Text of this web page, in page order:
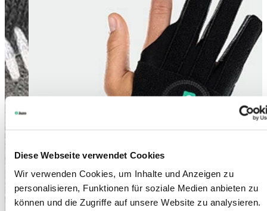
Diese Webseite verwendet Cookies
Wir verwenden Cookies, um Inhalte und Anzeigen zu
personalisieren, Funktionen für soziale Medien anbieten zu
können und die Zugriffe auf unsere Website zu analysieren.